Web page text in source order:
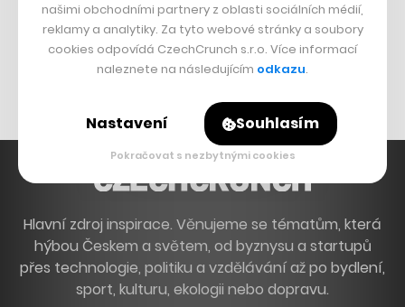
Bomma není tichá
Originální hodinky
Nábytek z betonu
Hlavní zdroj inspirace. Věnujeme se tématům, která
hýbou Českem a světem, od byznysu a startupů
přes technologie, politiku a vzdělávání až po bydlení,
sport, kulturu, ekologii nebo dopravu.
našimi obchodními partnery z oblasti sociálních médií,
reklamy a analytiky. Za tyto webové stránky a soubory
cookies odpovídá CzechCrunch s.r.o. Více informací
naleznete na následujícím odkazu.
Nastavení Souhlasím
Pokračovat s nezbytnými cookies